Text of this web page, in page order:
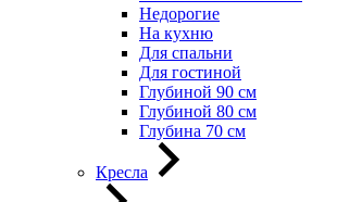
Недорогие
На кухню
Для спальни
Для гостиной
Глубиной 90 см
Глубиной 80 см
Глубина 70 см
Кресла